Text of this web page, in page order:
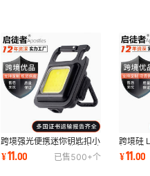
跨境强光便携迷你钥匙扣小
手电筒USB充电工作灯多功
能汽修灯代发
¥11.00 已售500+个
跨境硅
灯 便
防水强
¥11.00